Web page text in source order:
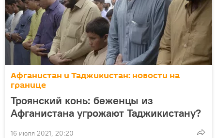
Афганистан и Таджикистан: новости на
границе
Троянский конь: беженцы из
Афганистана угрожают Таджикистану?
16 июля 2021, 20:20